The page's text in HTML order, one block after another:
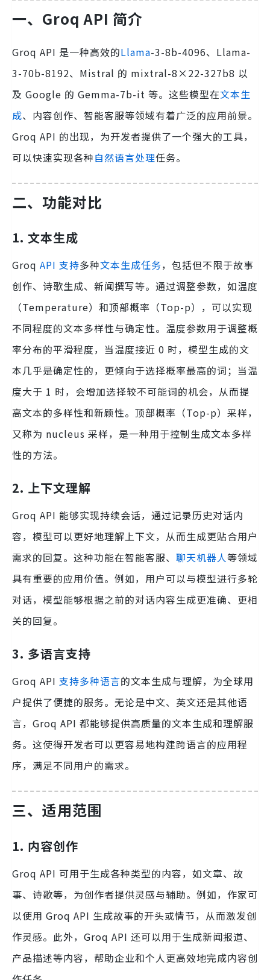
一、Groq API 简介
Groq API 是一种高效的Llama-3-8b-4096、Llama-
3-70b-8192、Mistral 的 mixtral-8×22-327b8 以
及 Google 的 Gemma-7b-it 等。这些模型在文本生
成、内容创作、智能客服等领域有着广泛的应用前景。
Groq API 的出现，为开发者提供了一个强大的工具，
可以快速实现各种自然语言处理任务。
二、功能对比
1. 文本生成
Groq API 支持多种文本生成任务，包括但不限于故事
创作、诗歌生成、新闻撰写等。通过调整参数，如温度
（Temperature）和顶部概率（Top-p），可以实现
不同程度的文本多样性与确定性。温度参数用于调整概
率分布的平滑程度，当温度接近 0 时，模型生成的文
本几乎是确定性的，更倾向于选择概率最高的词；当温
度大于 1 时，会增加选择较不可能词的机会，从而提
高文本的多样性和新颖性。顶部概率（Top-p）采样，
又称为 nucleus 采样，是一种用于控制生成文本多样
性的方法。
2. 上下文理解
Groq API 能够实现持续会话，通过记录历史对话内
容，模型可以更好地理解上下文，从而生成更贴合用户
需求的回复。这种功能在智能客服、 聊天机器人等领域
具有重要的应用价值。例如，用户可以与模型进行多轮
对话，模型能够根据之前的对话内容生成更准确、更相
关的回复。
3. 多语言支持
Groq API 支持多种语言的文本生成与理解，为全球用
户提供了便捷的服务。无论是中文、英文还是其他语
言，Groq API 都能够提供高质量的文本生成和理解服
务。这使得开发者可以更容易地构建跨语言的应用程
序，满足不同用户的需求。
三、适用范围
1. 内容创作
Groq API 可用于生成各种类型的内容，如文章、故
事、诗歌等，为创作者提供灵感与辅助。例如，作家可
以使用 Groq API 生成故事的开头或情节，从而激发创
作灵感。此外，Groq API 还可以用于生成新闻报道、
产品描述等内容，帮助企业和个人更高效地完成内容创